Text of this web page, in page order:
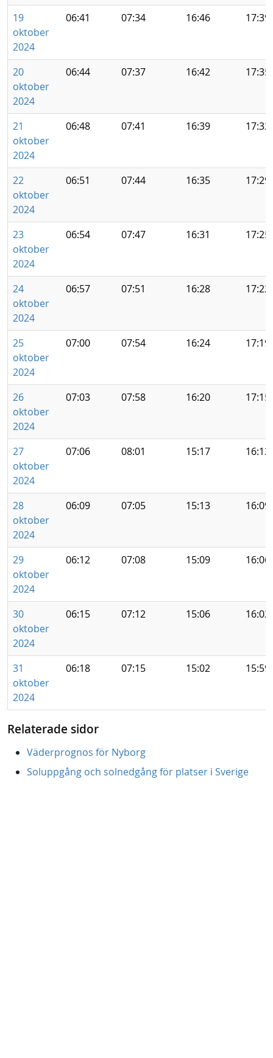
19
oktober
2024
06:41 07:34 16:46 17:39
20
oktober
2024
06:44 07:37 16:42 17:35
21
oktober
2024
06:48 07:41 16:39 17:32
22
oktober
2024
06:51 07:44 16:35 17:29
23
oktober
2024
06:54 07:47 16:31 17:25
24
oktober
2024
06:57 07:51 16:28 17:22
25
oktober
2024
07:00 07:54 16:24 17:19
26
oktober
2024
07:03 07:58 16:20 17:15
27
oktober
2024
07:06 08:01 15:17 16:12
28
oktober
2024
06:09 07:05 15:13 16:09
29
oktober
2024
06:12 07:08 15:09 16:06
30
oktober
2024
06:15 07:12 15:06 16:02
31
oktober
2024
06:18 07:15 15:02 15:59
Relaterade sidor
Väderprognos för Nyborg
Soluppgång och solnedgång för platser i Sverige